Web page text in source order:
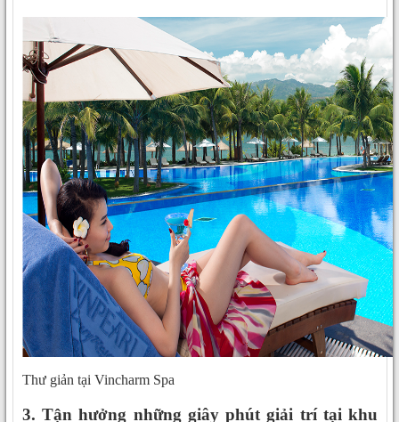
Thư giản tại Vincharm Spa
3. Tận hưởng những giây phút giải trí tại khu